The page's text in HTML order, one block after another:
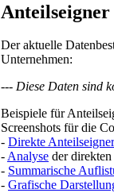
Anteilseigner
Der aktuelle
Unternehmen:
--- Diese Daten sind
Beispiele für
Screenshots für die
- Direkte
-Analyse der
- Summarische
- Grafische